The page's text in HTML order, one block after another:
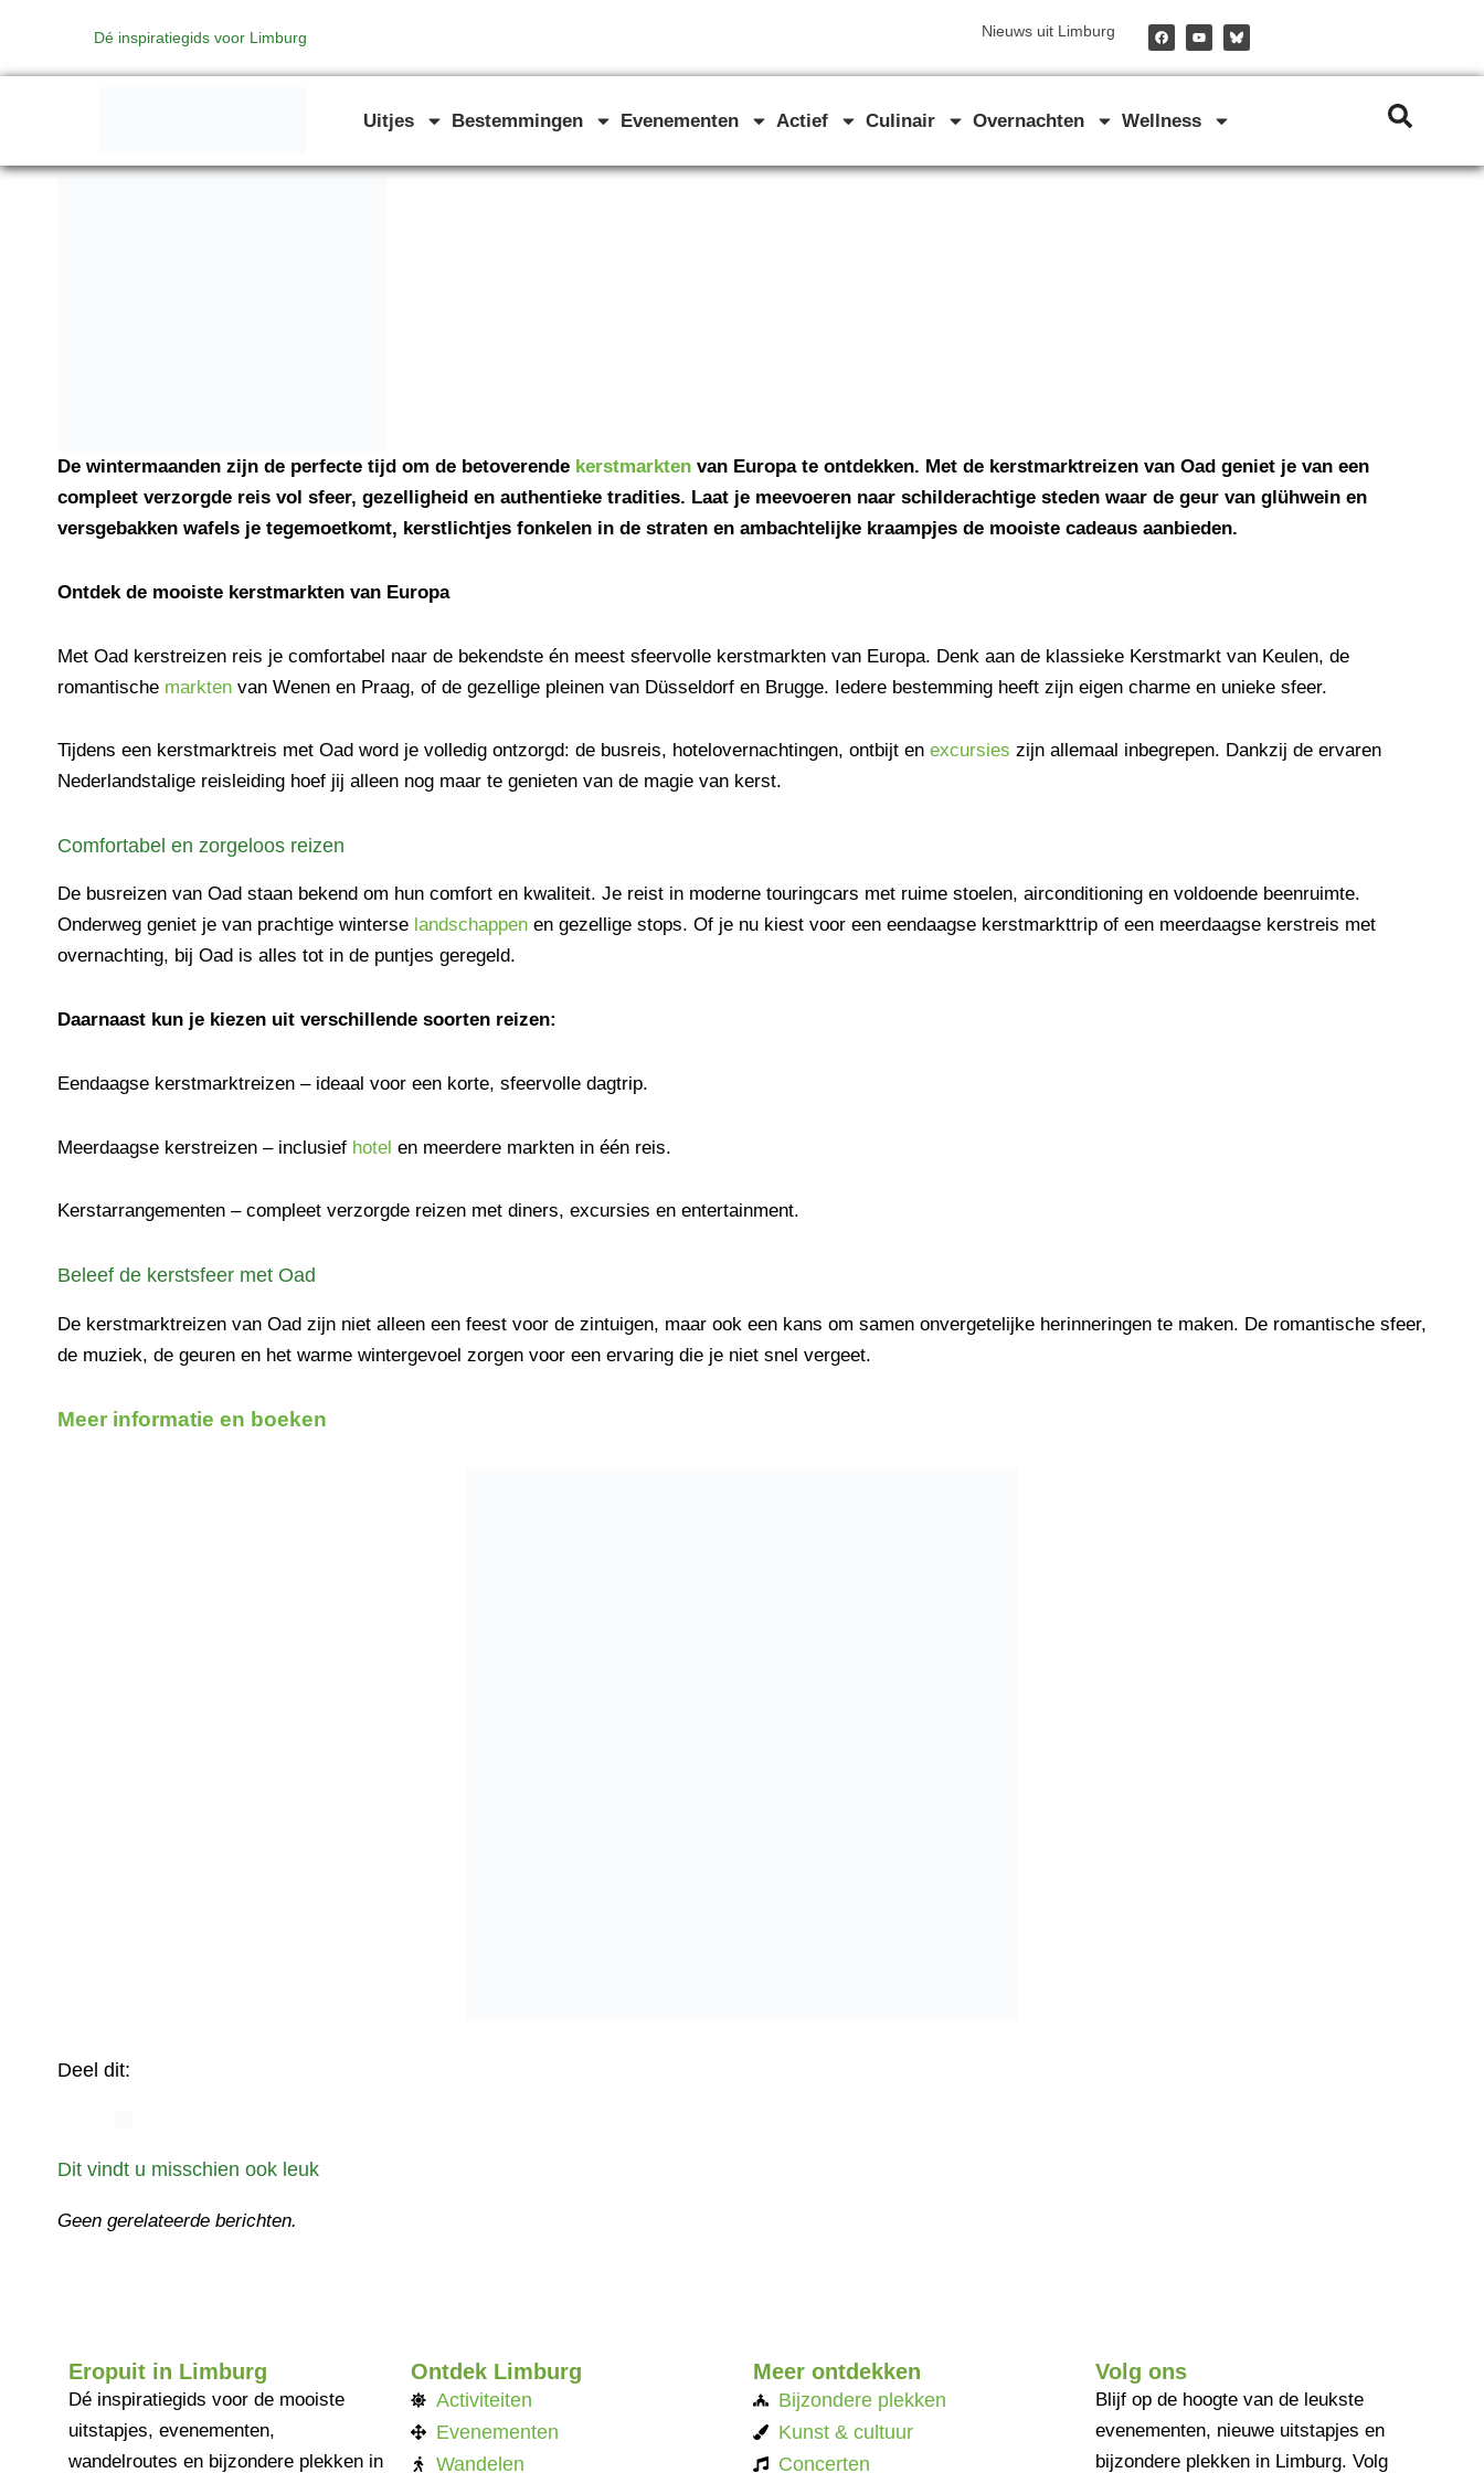
de
Dé inspiratiegids voor Limburg Nieuws uit Limburg
F
a
c
b
k
Y
o
u
u
Uitjes Bestemmingen Evenementen Actief Culinair Overnachten Wellness
De wintermaanden zijn de perfecte tijd om de betoverende kerstmarkten van Europa te ontdekken. Met de kerstmarktreizen van Oad geniet je van een
compleet verzorgde reis vol sfeer, gezelligheid en authentieke tradities. Laat je meevoeren naar schilderachtige steden waar de geur van glühwein en
versgebakken wafels je tegemoetkomt, kerstlichtjes fonkelen in de straten en ambachtelijke kraampjes de mooiste cadeaus aanbieden.
Ontdek de mooiste kerstmarkten van Europa
Met Oad kerstreizen reis je comfortabel naar de bekendste én meest sfeervolle kerstmarkten van Europa. Denk aan de klassieke Kerstmarkt van Keulen, de
romantische markten van Wenen en Praag, of de gezellige pleinen van Düsseldorf en Brugge. Iedere bestemming heeft zijn eigen charme en unieke sfeer.
Tijdens een kerstmarktreis met Oad word je volledig ontzorgd: de busreis, hotelovernachtingen, ontbijt en excursies zijn allemaal inbegrepen. Dankzij de ervaren
Nederlandstalige reisleiding hoef jij alleen nog maar te genieten van de magie van kerst.
Comfortabel en zorgeloos reizen
De busreizen van Oad staan bekend om hun comfort en kwaliteit. Je reist in moderne touringcars met ruime stoelen, airconditioning en voldoende beenruimte.
Onderweg geniet je van prachtige winterse landschappen en gezellige stops. Of je nu kiest voor een eendaagse kerstmarkttrip of een meerdaagse kerstreis met
overnachting, bij Oad is alles tot in de puntjes geregeld.
Daarnaast kun je kiezen uit verschillende soorten reizen:
Eendaagse kerstmarktreizen – ideaal voor een korte, sfeervolle dagtrip.
Meerdaagse kerstreizen – inclusief hotel en meerdere markten in één reis.
Kerstarrangementen – compleet verzorgde reizen met diners, excursies en entertainment.
Beleef de kerstsfeer met Oad
De kerstmarktreizen van Oad zijn niet alleen een feest voor de zintuigen, maar ook een kans om samen onvergetelijke herinneringen te maken. De romantische sfeer,
de muziek, de geuren en het warme wintergevoel zorgen voor een ervaring die je niet snel vergeet.
Meer informatie en boeken
Deel dit:
Dit vindt u misschien ook leuk
Geen gerelateerde berichten.
Eropuit in Limburg
Dé inspiratiegids voor de mooiste
uitstapjes, evenementen,
wandelroutes en bijzondere plekken in
Ontdek Limburg
Activiteiten
Evenementen
Wandelen
Meer ontdekken
Bijzondere plekken
Kunst & cultuur
Concerten
Volg ons
Blijf op de hoogte van de leukste
evenementen, nieuwe uitstapjes en
bijzondere plekken in Limburg. Volg